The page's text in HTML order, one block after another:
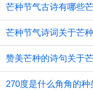
芒种节气古诗有哪些
芒种节气诗词关于芒
赞美芒种的诗句关于
270度是什么角角的种